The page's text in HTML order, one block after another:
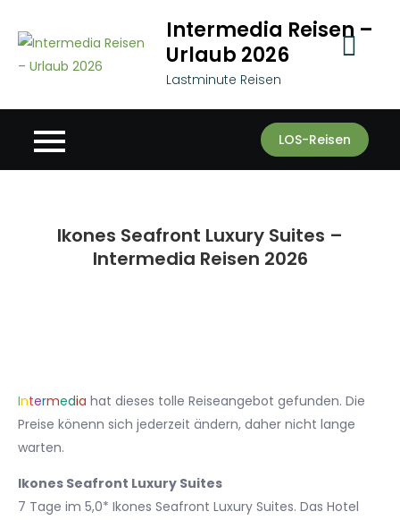
content
Intermedia Reisen –
Urlaub 2026
Lastminute Reisen
LOS-Reisen
Ikones Seafront Luxury Suites –
Intermedia Reisen 2026
Intermedia hat dieses tolle Reiseangebot gefunden. Die
Preise könenn sich jederzeit ändern, daher nicht lange
warten.
Ikones Seafront Luxury Suites
7 Tage im 5,0* Ikones Seafront Luxury Suites. Das Hotel